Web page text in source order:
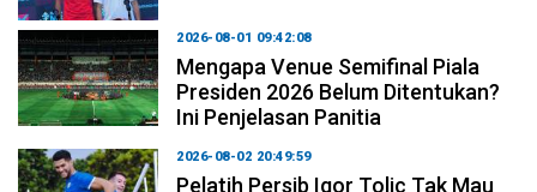
2026-08-01 09:42:08
Mengapa Venue Semifinal Piala
Presiden 2026 Belum Ditentukan?
Ini Penjelasan Panitia
2026-08-02 20:49:59
Pelatih Persib Igor Tolic Tak Mau